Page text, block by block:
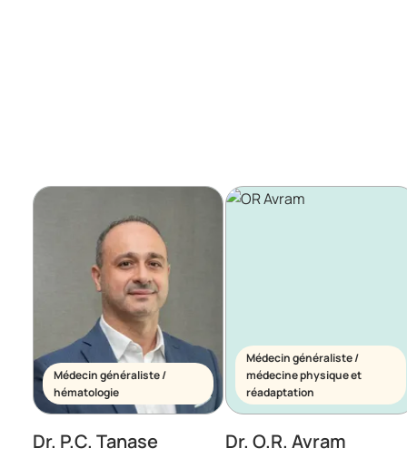
Médecin généraliste /
hématologie
Dr. P.C. Tanase
Médecin généraliste /
médecine physique et
réadaptation
Dr. O.R. Avram